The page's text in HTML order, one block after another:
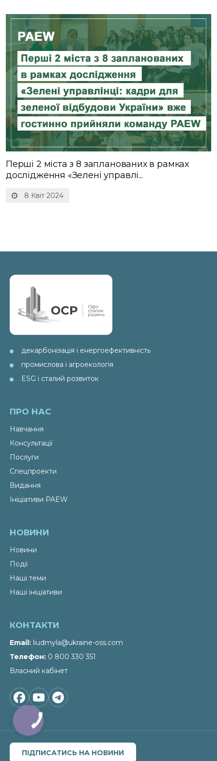
8 Квіт 2024
Перші 2 міста з 8 запланованих в рамках
дослідження «Зелені управлі...
декарбонізація і енергоефективність
промислова і агроекологія
ESG і сталий розвиток
ПРО НАС
Навчання
Консультації
Послуги
Спецпроекти
Видання
Ініціативи PAEW
НОВИНИ
Новини
Події
Наші теми
Наші ініціативи
КОНТАКТИ
Email
liudmyla@ukraine-oss.com
Телефон 0 800 330 351
Власний кабінет
ПІДПИСАТИСЬ НА НОВИНИ